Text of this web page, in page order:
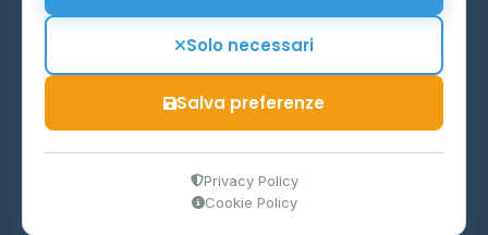
P.IVA 03859300364
Ministero delle Imprese e del Made in Italy
Solo necessari
Salva preferenze
Privacy Policy
Cookie Policy